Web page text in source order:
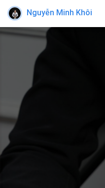
Nguyễn Minh Khôi